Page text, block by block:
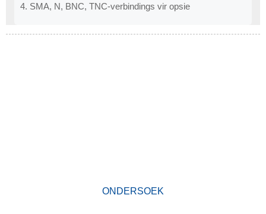
4. SMA, N, BNC, TNC-verbindings vir opsie
ONDERSOEK